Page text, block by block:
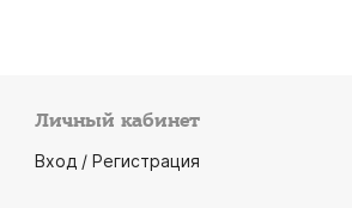
Личный кабинет
Вход / Регистрация